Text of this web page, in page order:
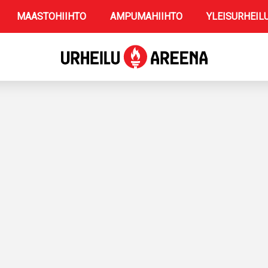
MAASTOHIIHTO AMPUMAHIIHTO